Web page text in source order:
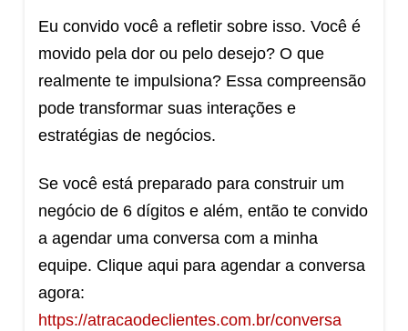
Eu convido você a refletir sobre isso. Você é
movido pela dor ou pelo desejo? O que
realmente te impulsiona? Essa compreensão
pode transformar suas interações e
estratégias de negócios.
Se você está preparado para construir um
negócio de 6 dígitos e além, então te convido
a agendar uma conversa com a minha
equipe. Clique aqui para agendar a conversa
agora:
https://atracaodeclientes.com.br/conversa